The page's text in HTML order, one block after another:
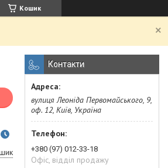
Кошик
Контакти
вулиця Леоніда Первомайського, 9,
оф. 12, Київ, Україна
+380 (97) 012-33-18
Офіс, відділ продажу